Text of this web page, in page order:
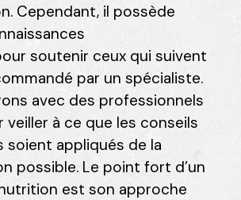
Cependant, il possède
soutenir ceux qui suivent
par un spécialiste.
avec des professionnels
veiller à ce que les conseils
soient appliqués de la
possible. Le point fort d’un
est son approche